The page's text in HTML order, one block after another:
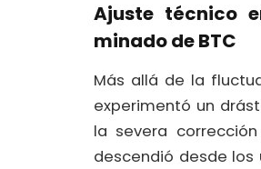
Ajuste técnico
minado de BTC
Más allá de la
experimentó un
la severa
descendió desde los